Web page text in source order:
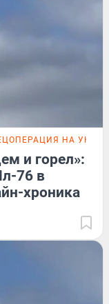
НА
и горел»:
76 в
хроника